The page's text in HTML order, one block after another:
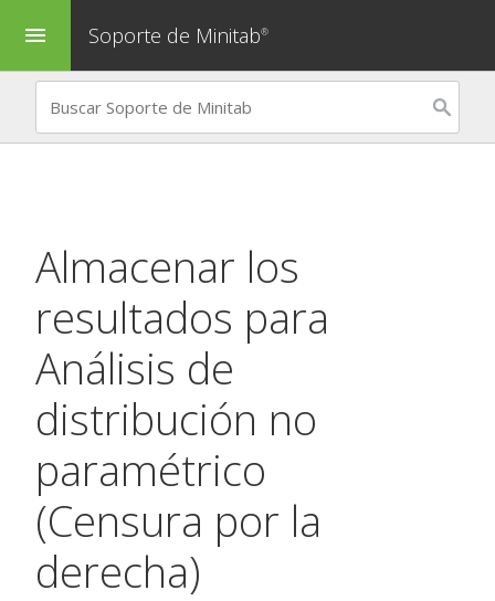
menu Soporte de Minitab®
Almacenar los
resultados para
Análisis de
distribución no
paramétrico
(Censura por la
derecha)